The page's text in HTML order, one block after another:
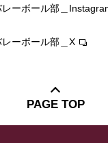
ーボール部＿
ーボール部＿X
PAGE TOP